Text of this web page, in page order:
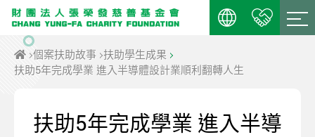
個案扶助故事 扶助學生成果
扶助5年完成學業 進入半導體設計業順利翻轉人生
扶助5年完成學業 進入半導